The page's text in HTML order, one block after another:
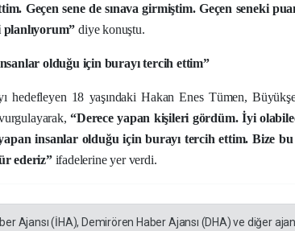
Geçen sene de sınava girmiştim. Geçen seneki
planlıyorum”diye konuştu.
olduğu için burayı tercih ettim”
hedefleyen 18 yaşındaki Hakan Enes Tümen,
vurgulayarak,“Derece yapan kişileri gördüm. İyi
insanlar olduğu için burayı tercih ettim. Bize bu
ederiz”ifadelerine yer verdi.
Ajansı (İHA), Demirören Haber Ajansı (DHA) ve diğer